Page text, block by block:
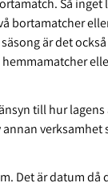
Så inget
bortamatcher
är det
till hur lagens
verksamhet
Det är datum då